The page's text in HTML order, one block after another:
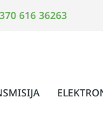
616 36263